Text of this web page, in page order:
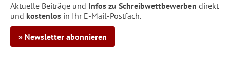
Aktuelle Beiträge und Infos zu Schreibwettbewerben direkt
und kostenlos in Ihr E-Mail-Postfach.
» Newsletter abonnieren